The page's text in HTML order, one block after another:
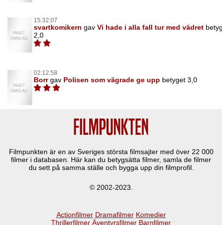
15:32:07
svartkomikern gav Vi hade i alla fall tur med vädret
2,0
02:12:58
Borrgav Polisen som vägrade ge upp betyget 3,0
Filmpunkten är en av Sveriges största filmsajter med över 22 000
filmer i databasen. Här kan du betygsätta filmer, samla de filmer
du sett på samma ställe och bygga upp din filmprofil.
© 2002-2023.
Actionfilmer Dramafilmer Komedier
Thrillerfilmer Äventyrsfilmer Barnfilmer